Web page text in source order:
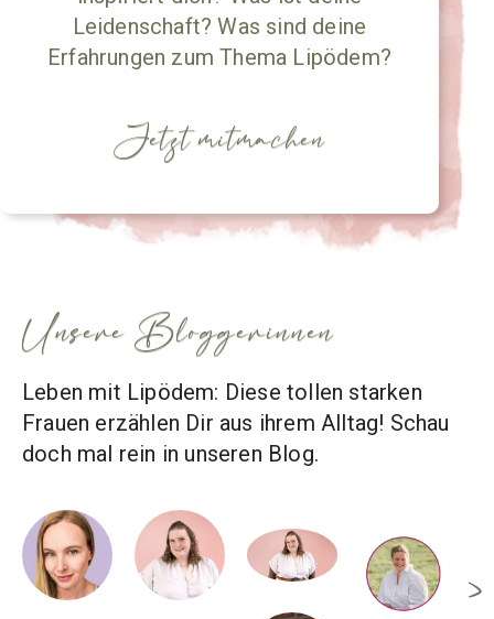
Leidenschaft? Was sind deine
Erfahrungen zum Thema Lipödem?
Jetzt mitmachen
Unsere Bloggerinnen
Leben mit Lipödem: Diese tollen starken
Frauen erzählen Dir aus ihrem Alltag! Schau
doch mal rein in unseren Blog.